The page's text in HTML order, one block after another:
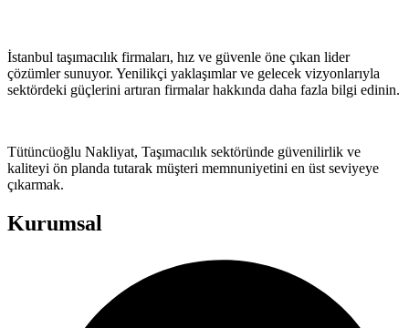
İstanbul taşımacılık firmaları, hız ve güvenle öne çıkan lider
çözümler sunuyor. Yenilikçi yaklaşımlar ve gelecek vizyonlarıyla
sektördeki güçlerini artıran firmalar hakkında daha fazla bilgi edinin.
Tütüncüoğlu Nakliyat, Taşımacılık sektöründe güvenilirlik ve
kaliteyi ön planda tutarak müşteri memnuniyetini en üst seviyeye
çıkarmak.
Kurumsal